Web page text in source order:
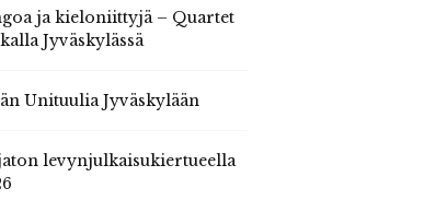
ja kieloniittyjä – Quartet
Jyväskylässä
Unituulia Jyväskylään
levynjulkaisukiertueella